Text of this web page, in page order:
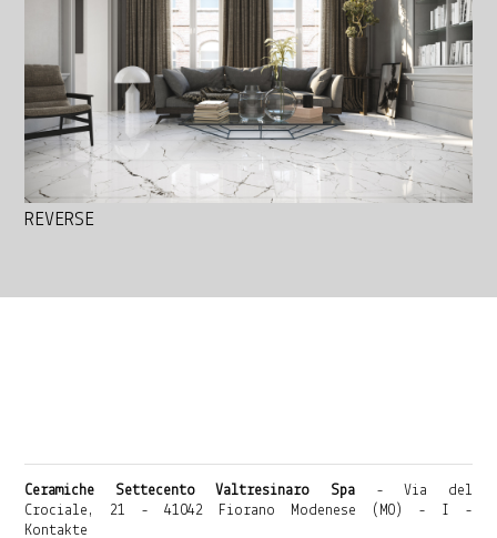
REVERSE
Ceramiche Settecento Valtresinaro Spa- Via del
Crociale, 21 - 41042 Fiorano Modenese (MO) - I -
Kontakte